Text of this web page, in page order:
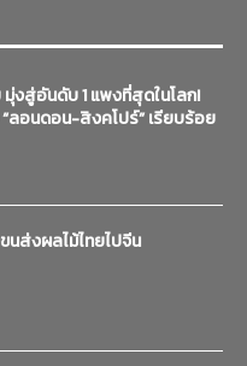
มุ่งสู่อันดับ 1 แพงที่สุดในโลก!
“ลอนดอน-สิงคโปร์” เรียบร้อย
นส่งผลไม้ไทยไปจีน